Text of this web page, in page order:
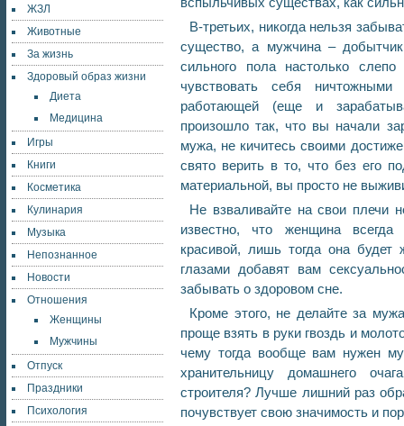
ЖЗЛ
Животные
За жизнь
Здоровый образ жизни
Диета
Медицина
Игры
Книги
Косметика
Кулинария
Музыка
Непознанное
Новости
Отношения
Женщины
Мужчины
Отпуск
Праздники
Психология
В-третьих, никогда нельзя
существо, а мужчина –
сильного пола настолько
чувствовать себя
работающей (еще и
произошло так, что вы начали
мужа, не кичитесь своими
свято верить в то, что без его
материальной, вы просто не
Не взваливайте на свои плечи
известно, что женщина
красивой, лишь тогда она
глазами добавят вам
забывать о здоровом сне.
Кроме этого, не делайте за
проще взять в руки гвоздь и
чему тогда вообще вам нужен
хранительницу домашнего
строителя? Лучше лишний раз
почувствует свою значимость и